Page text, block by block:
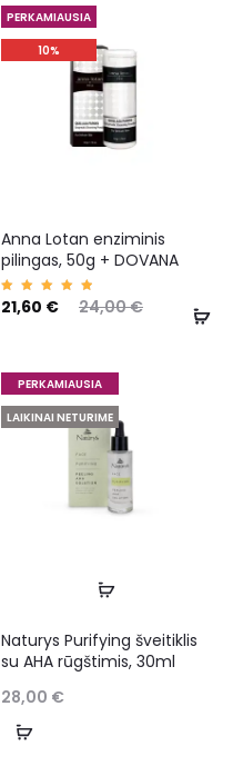
PERKAMIAUSIA
10%
Anna Lotan enziminis
pilingas, 50g + DOVANA
Įvertin
imas:
24,00€
21,60 €
PERKAMIAUSIA
LAIKINAI NETURIME
Naturys Purifying šveitiklis
su AHA rūgštimis, 30ml
28,00 €